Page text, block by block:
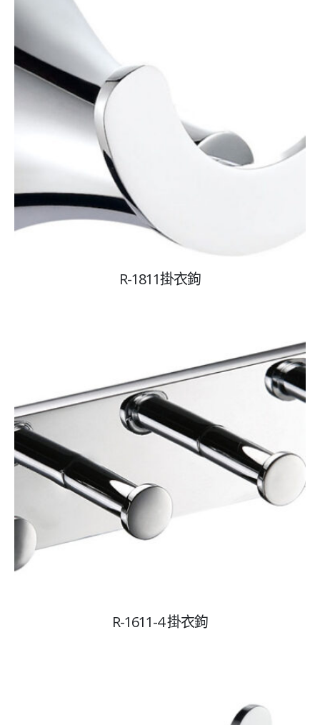
R-1811掛衣鉤
R-1611-4 掛衣鉤